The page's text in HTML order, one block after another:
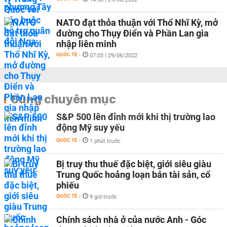
NATO đạt thỏa thuận với Thổ Nhĩ Kỳ, mở
đường cho Thụy Điển và Phần Lan gia
nhập liên minh
QUỐC TẾ - 07:03 | 29/06/2022
Cùng chuyên mục
S&P 500 lên đỉnh mới khi thị trường lao
động Mỹ suy yếu
QUỐC TẾ - 1 phút trước
Bị truy thu thuế đặc biệt, giới siêu giàu
Trung Quốc hoảng loạn bán tài sản, cổ
phiếu
QUỐC TẾ - 9 giờ trước
Chính sách nhà ở của nước Anh - Góc